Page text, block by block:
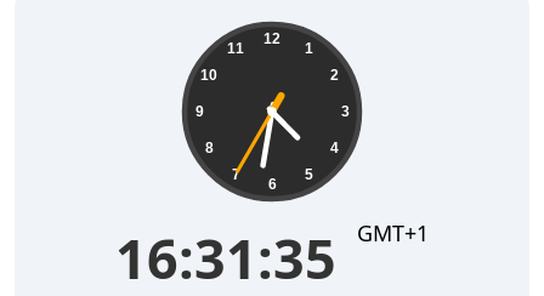
12
1
2
3
4
5
6
7
8
9
10
11
16:31:36 GMT+1